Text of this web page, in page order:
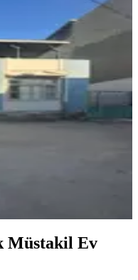
De 266 M2 Arsa
Müstakil Ev
Müstakil Ev